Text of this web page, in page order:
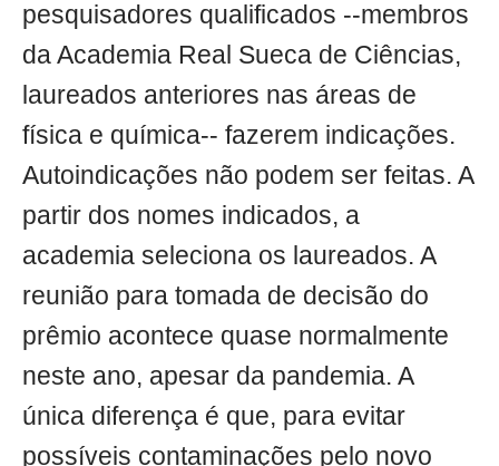
pesquisadores qualificados --membros
da Academia Real Sueca de Ciências,
laureados anteriores nas áreas de
física e química-- fazerem indicações.
Autoindicações não podem ser feitas. A
partir dos nomes indicados, a
academia seleciona os laureados. A
reunião para tomada de decisão do
prêmio acontece quase normalmente
neste ano, apesar da pandemia. A
única diferença é que, para evitar
possíveis contaminações pelo novo